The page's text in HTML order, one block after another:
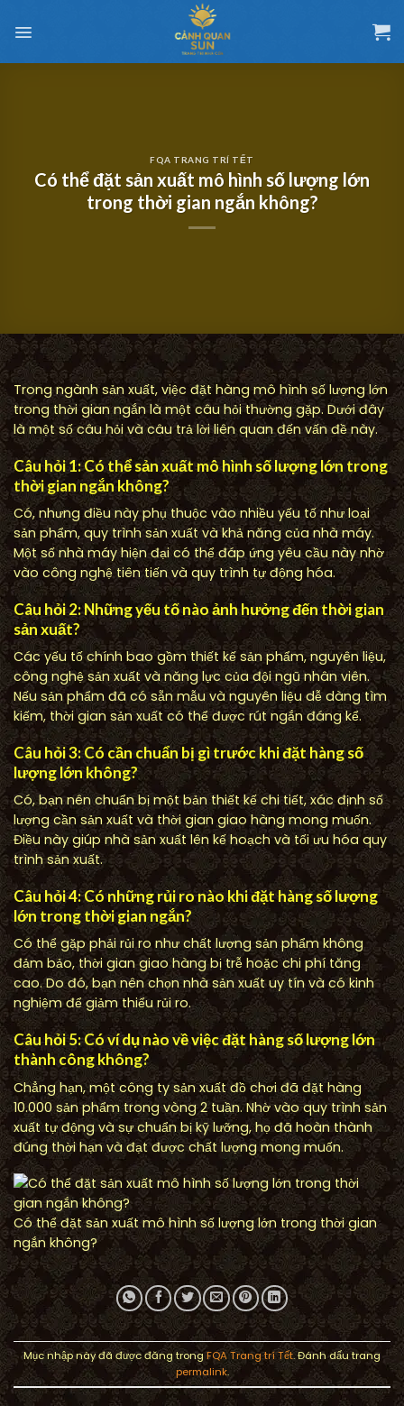
đến
dung
FQA TRANG TRÍ TẾT
Có thể đặt sản xuất mô hình số lượng lớn
trong thời gian ngắn không?
Trong ngành sản xuất, việc đặt hàng mô hình số lượng lớn
trong thời gian ngắn là một câu hỏi thường gặp. Dưới đây
là một số câu hỏi và câu trả lời liên quan đến vấn đề này.
Câu hỏi 1: Có thể sản xuất mô hình số lượng lớn trong
thời gian ngắn không?
Có, nhưng điều này phụ thuộc vào nhiều yếu tố như loại
sản phẩm, quy trình sản xuất và khả năng của nhà máy.
Một số nhà máy hiện đại có thể đáp ứng yêu cầu này nhờ
vào công nghệ tiên tiến và quy trình tự động hóa.
Câu hỏi 2: Những yếu tố nào ảnh hưởng đến thời gian
sản xuất?
Các yếu tố chính bao gồm thiết kế sản phẩm, nguyên liệu,
công nghệ sản xuất và năng lực của đội ngũ nhân viên.
Nếu sản phẩm đã có sẵn mẫu và nguyên liệu dễ dàng tìm
kiếm, thời gian sản xuất có thể được rút ngắn đáng kể.
Câu hỏi 3: Có cần chuẩn bị gì trước khi đặt hàng số
lượng lớn không?
Có, bạn nên chuẩn bị một bản thiết kế chi tiết, xác định số
lượng cần sản xuất và thời gian giao hàng mong muốn.
Điều này giúp nhà sản xuất lên kế hoạch và tối ưu hóa quy
trình sản xuất.
Câu hỏi 4: Có những rủi ro nào khi đặt hàng số lượng
lớn trong thời gian ngắn?
Có thể gặp phải rủi ro như chất lượng sản phẩm không
đảm bảo, thời gian giao hàng bị trễ hoặc chi phí tăng
cao. Do đó, bạn nên chọn nhà sản xuất uy tín và có kinh
nghiệm để giảm thiểu rủi ro.
Câu hỏi 5: Có ví dụ nào về việc đặt hàng số lượng lớn
thành công không?
Chẳng hạn, một công ty sản xuất đồ chơi đã đặt hàng
10.000 sản phẩm trong vòng 2 tuần. Nhờ vào quy trình sản
xuất tự động và sự chuẩn bị kỹ lưỡng, họ đã hoàn thành
đúng thời hạn và đạt được chất lượng mong muốn.
Có thể đặt sản xuất mô hình số lượng lớn trong thời gian
ngắn không?
Mục nhập này đã được đăng trongFQA Trang trí Tết. Đánh dấu trang
permalink.